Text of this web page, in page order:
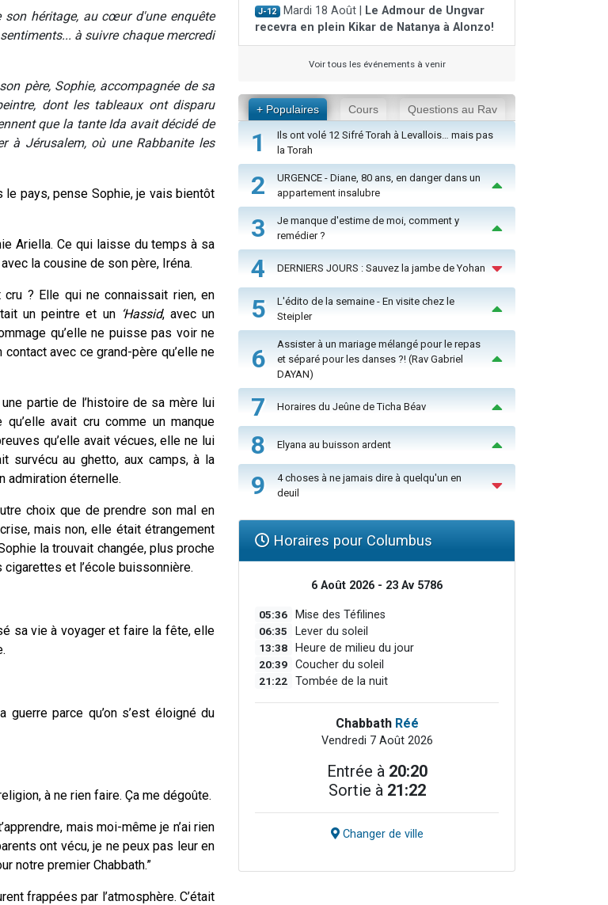
son héritage, au cœur d'une enquête
à suivre chaque mercredi
père, Sophie, accompagnée de sa
dont les tableaux ont disparu
que la tante Ida avait décidé de
à Jérusalem, où une Rabbanite les
pays, pense Sophie, je vais bientôt
Ariella. Ce qui laisse du temps à sa
la cousine de son père, Iréna.
cru ? Elle qui ne connaissait rien, en
un peintre et un ‘Hassid, avec un
qu’elle ne puisse pas voir ne
avec ce grand-père qu’elle ne
partie de l’histoire de sa mère lui
avait cru comme un manque
qu’elle avait vécues, elle ne lui
survécu au ghetto, aux camps, à la
admiration éternelle.
choix que de prendre son mal en
mais non, elle était étrangement
la trouvait changée, plus proche
cigarettes et l’école buissonnière.
sa vie à voyager et faire la fête, elle
parce qu’on s’est éloigné du
à ne rien faire. Ça me dégoûte.
mais moi-même je n’ai rien
ont vécu, je ne peux pas leur en
notre premier Chabbath.”
frappées par l’atmosphère. C’était
J-12 Mardi 18 Août |
Le Admour de Ungvar
recevra en plein Kikar de Natanya à Alonzo!
Voir tous les événements à venir
+ Populaires Cours Questions au Rav
1
Ils ont volé 12 Sifré Torah à Levallois… mais pas
la Torah
2
URGENCE - Diane, 80 ans, en danger dans un
appartement insalubre
3
Je manque d'estime de moi, comment y
remédier ?
4 DERNIERS JOURS : Sauvez la jambe de Yohan
5
L'édito de la semaine - En visite chez le
Steipler
6
Assister à un mariage mélangé pour le repas
et séparé pour les danses ?! (Rav Gabriel
DAYAN)
7 Horaires du Jeûne de Ticha Béav
8 Elyana au buisson ardent
9
4 choses à ne jamais dire à quelqu'un en
deuil
Horaires pour Columbus
6 Août 2026 - 23 Av 5786
05:36 Mise des Téfilines
06:35 Lever du soleil
13:38 Heure de milieu du jour
20:39 Coucher du soleil
21:22 Tombée de la nuit
Chabbath Réé
Vendredi 7 Août 2026
Entrée à 20:20
Sortie à 21:22
Changer de ville